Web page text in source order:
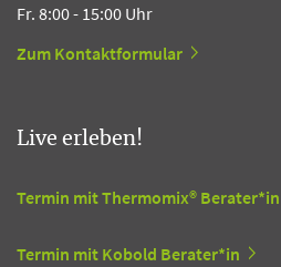
Fr. 8:00 - 15:00 Uhr
Zum Kontaktformular
Live erleben!
Termin mit Thermomix® Berater*in
Termin mit Kobold Berater*in